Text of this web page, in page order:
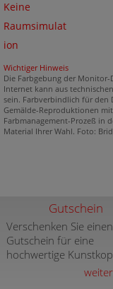
Keine
Raumsimulat
ion
Wichtiger Hinweis
Die Farbgebung der
Internet kann aus
sein. Farbverbindlich für den
Gemälde-Reproduktionen
Farbmanagement-Prozeß in
Material Ihrer Wahl. Foto:
Gutschein
Verschenken Sie einen
Gutschein für eine
hochwertige